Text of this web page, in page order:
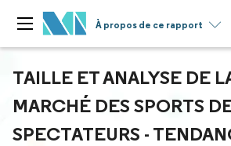
À propos de ce rapport
TAILLE ET ANALYSE DE
MARCHÉ DES SPORTS
SPECTATEURS -